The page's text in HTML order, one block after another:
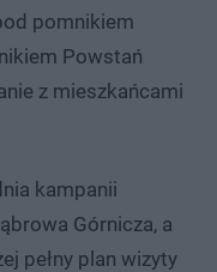
pomnikiem
Powstań
z mieszkańcami
kampanii
Górnicza, a
pełny plan wizyty